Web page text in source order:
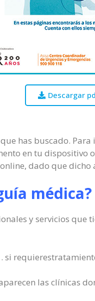
Descargar
has buscado.
en tu dispositivo
dado que
médica?
y servicios que
si
las clínicas